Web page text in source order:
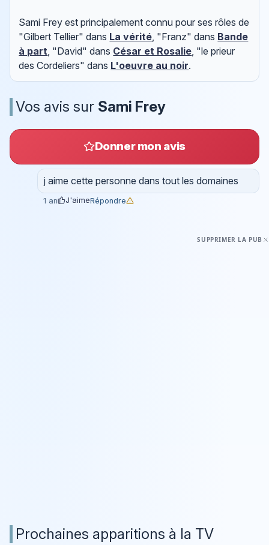
Sami Frey est principalement connu pour ses rôles de
"Gilbert Tellier" dans La vérité, "Franz" dans Bande
à part, "David" dans César et Rosalie, "le prieur
des Cordeliers" dans L'oeuvre au noir.
Vos avis sur Sami Frey
Donner mon avis
j aime cette personne dans tout les domaines
1 an J'aimeRépondre
SUPPRIMER LA PUB
Prochaines apparitions à la TV